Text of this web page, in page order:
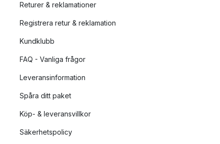
Returer & reklamationer
Registrera retur & reklamation
Kundklubb
FAQ - Vanliga frågor
Leveransinformation
Spåra ditt paket
Köp- & leveransvillkor
Säkerhetspolicy